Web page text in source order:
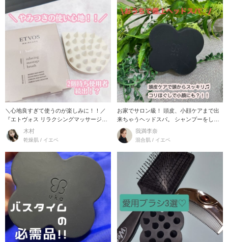
＼心地良すぎて使うのが楽しみに！！／
『エトヴォス リラクシングマッサージブ
ラシ』
木村
乾燥肌 / イエベ
お家でサロン級！ 頭皮、小顔ケアまで出
来ちゃうヘッドスパ。 シャンプーをしな
がらや
我満李奈
混合肌 / イエベ